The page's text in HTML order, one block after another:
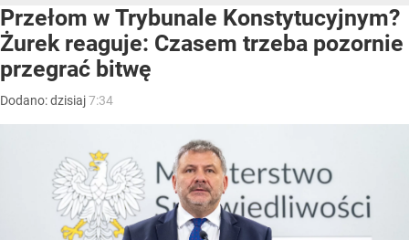
Przełom w Trybunale Konstytucyjnym?
Żurek reaguje: Czasem trzeba pozornie
przegrać bitwę
Dodano:dzisiaj7:34